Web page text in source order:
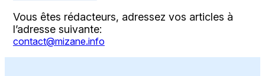
Vous êtes rédacteurs, adressez vos articles à
l’adresse suivante:
contact@mizane.info